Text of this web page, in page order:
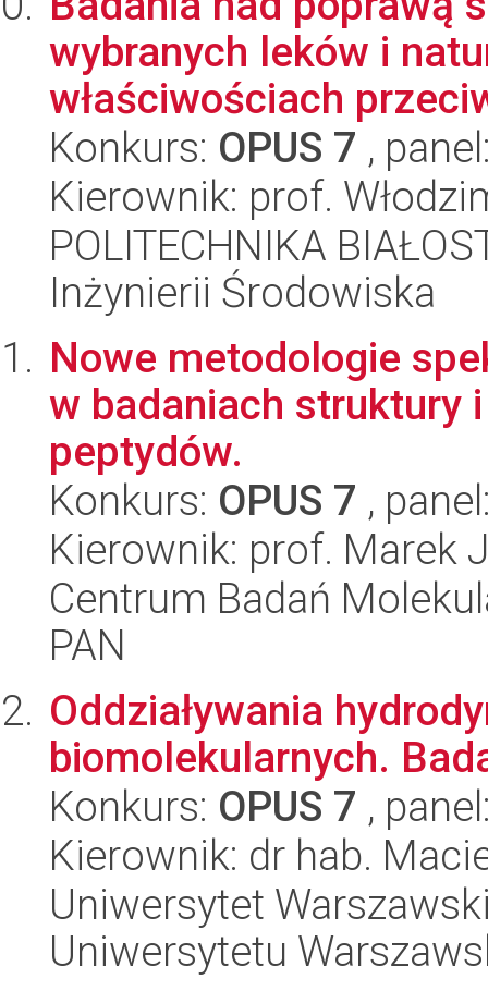
wybranych leków i
właściwościach
Konkurs: OPUS 7 ,
Kierownik: prof.
POLITECHNIKA
Inżynierii Środowiska
Nowe metodologie
w badaniach struktury
peptydów.
Konkurs: OPUS 7 ,
Kierownik: prof. Marek
Centrum Badań
PAN
Oddziaływania
biomolekularnych.
Konkurs: OPUS 7 ,
Kierownik: dr hab.
Uniwersytet
Uniwersytetu